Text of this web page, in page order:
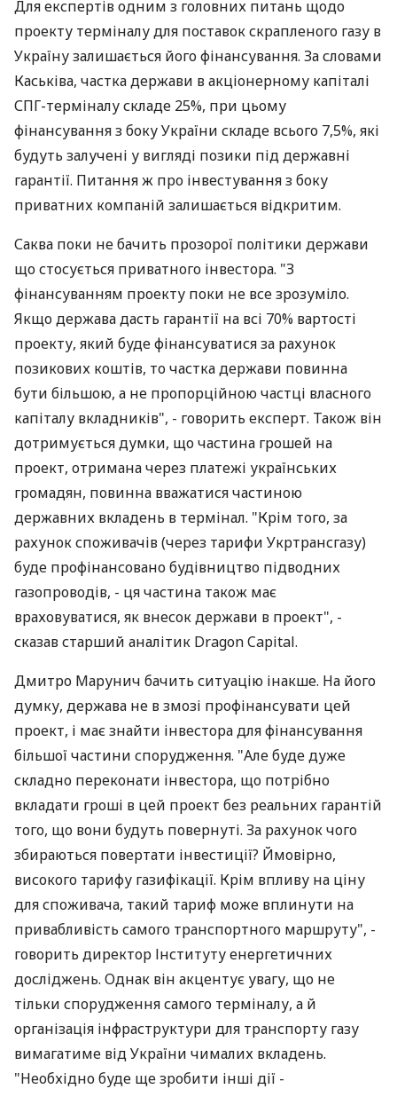
Для експертів одним з головних питань щодо
проекту терміналу для поставок скрапленого газу в
Україну залишається його фінансування. За словами
Каськіва, частка держави в акціонерному капіталі
СПГ-терміналу складе 25%, при цьому
фінансування з боку України складе всього 7,5%, які
будуть залучені у вигляді позики під державні
гарантії. Питання ж про інвестування з боку
приватних компаній залишається відкритим.
Саква поки не бачить прозорої політики держави
що стосується приватного інвестора. "З
фінансуванням проекту поки не все зрозуміло.
Якщо держава дасть гарантії на всі 70% вартості
проекту, який буде фінансуватися за рахунок
позикових коштів, то частка держави повинна
бути більшою, а не пропорційною частці власного
капіталу вкладників", - говорить експерт. Також він
дотримується думки, що частина грошей на
проект, отримана через платежі українських
громадян, повинна вважатися частиною
державних вкладень в термінал. "Крім того, за
рахунок споживачів (через тарифи Укртрансгазу)
буде профінансовано будівництво підводних
газопроводів, - ця частина також має
враховуватися, як внесок держави в проект", -
сказав старший аналітик Dragon Capital.
Дмитро Марунич бачить ситуацію інакше. На його
думку, держава не в змозі профінансувати цей
проект, і має знайти інвестора для фінансування
більшої частини спорудження. "Але буде дуже
складно переконати інвестора, що потрібно
вкладати гроші в цей проект без реальних гарантій
того, що вони будуть повернуті. За рахунок чого
збираються повертати інвестиції? Ймовірно,
високого тарифу газифікації. Крім впливу на ціну
для споживача, такий тариф може вплинути на
привабливість самого транспортного маршруту", -
говорить директор Інституту енергетичних
досліджень. Однак він акцентує увагу, що не
тільки спорудження самого терміналу, а й
організація інфраструктури для транспорту газу
вимагатиме від України чималих вкладень.
"Необхідно буде ще зробити інші дії -